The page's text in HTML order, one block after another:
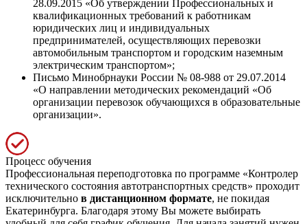
28.09.2015 «Об утверждении Профессиональных и
квалификационных требований к работникам
юридических лиц и индивидуальных
предпринимателей, осуществляющих перевозки
автомобильным транспортом и городским наземным
электрическим транспортом»;
Письмо Минобрнауки России № 08-988 от 29.07.2014
«О направлении методических рекомендаций «Об
организации перевозок обучающихся в образовательные
организации».
Процесс обучения
Профессиональная переподготовка по программе «Контролер
технического состояния автотранспортных средств» проходит
исключительно в дистанционном формате, не покидая
Екатеринбурга. Благодаря этому Вы можете выбирать